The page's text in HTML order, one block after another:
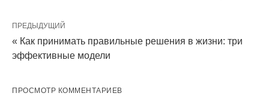
ПРЕДЫДУЩИЙ
« Как принимать правильные решения в жизни: три
эффективные модели
ПРОСМОТР КОММЕНТАРИЕВ